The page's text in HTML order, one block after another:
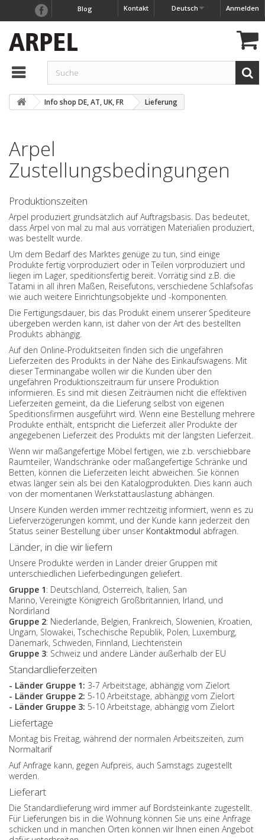
Anmelden
Deutsch
Kontakt
Blog
Info shop DE, AT, UK, FR Lieferung
Arpel
Zustellungsbedingungen
Produktionszeiten
Arpel produziert grundsätzlich auf Auftragsbasis. Das bedeutet,
dass Arpel von mal zu mal aus vorrätigen Materialien produziert,
was bestellt wurde.
Um dem Bedarf des Marktes genüge zu tun, sind einige
Produkte fertig vorproduziert oder in Teilen vorproduziert und
liegen im Lager, speditionsfertig bereit. Vorrätig sind z.B. die
Tatami in all ihren Maßen, Reisefutons, verschiedene Schlafsofas
wie auch weitere Einrichtungsobjekte und -komponenten.
Die Fertigungsdauer, bis das Produkt einem unserer Spediteure
übergeben werden kann, ist daher von der Art des bestellten
Produkts abhängig.
Auf den Online-Produktseiten finden sich die ungefähren
Lieferzeiten des Produkts in der Nähe des Einkaufswagens. Mit
dieser Terminangabe wollen wir die Kunden über den
ungefähren Produktionszeitraum für unsere Produktion
informieren. Es sind mit diesen Zeiträumen nicht die effektiven
Lieferzeiten gemeint, da die Lieferung selbst von eigenen
Speditionsfirmen ausgeführt wird. Wenn eine Bestellung mehrere
Produkte enthält, entspricht die Lieferzeit aller Produkte der
angegebenen Lieferzeit des Produkts mit der längsten Lieferzeit.
Wenn wir maßangefertige Möbel fertigen, wie z.b. verschiebbare
Raumteiler, Wandschränke oder maßangefertige Schränke und
Betten, können die Lieferzeiten leicht abweichen. Sie können
etwas länger sein als bei den Katalogprodukten. Dies kann auch
von der momentanen Werkstattauslastung abhängen.
Unsere Kunden werden immer rechtzeitig informiert, wenn es zu
Lieferverzögerungen kommt, und der Kunde kann jederzeit den
Status seiner Bestellung über unser Kontaktmodul abfragen.
Länder, in die wir liefern
Unsere Produkte werden in Länder dreier Gruppen mit
unterschiedlichen Lieferbedingungen geliefert.
Gruppe 1: Deutschland, Österreich, Italien, San
Marino, Vereinigte Königreich Großbritannien, Irland, und
Nordirland
Gruppe 2: Niederlande, Belgien, Frankreich, Slowenien, Kroatien,
Ungarn, Slowakei, Tschechische Republik, Polen, Luxemburg,
Dänemark, Schweden, Finnland, Liechtenstein
Gruppe 3: Schweiz und andere Länder außerhalb der EU
Standardlieferzeiten
- Länder Gruppe 1: 3-7 Arbeitstage, abhängig vom Zielort
- Länder Gruppe 2: 5-10 Arbeitstage, abhängig vom Zielort
- Länder Gruppe 3: 5-10 Arbeitstage, abhängig vom Zielort
Liefertage
Montag bis Freitag, während der normalen Arbeitszeiten, zum
Normaltarif
Auf Anfrage kann, gegen Aufpreis, auch Samstags zugestellt
werden.
Lieferart
Die Standardlieferung wird immer auf Bordsteinkante zugestellt.
Für Lieferungen bis in die Wohnung können Sie uns eine Anfrage
schicken und in manchen Orten können wir Ihnen einen Angebot